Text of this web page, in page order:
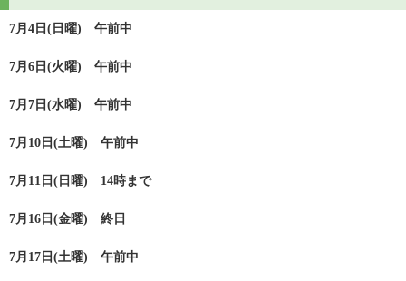
7月4日(日曜)　午前中
7月6日(火曜)　午前中
7月7日(水曜)　午前中
7月10日(土曜)　午前中
7月11日(日曜)　14時まで
7月16日(金曜)　終日
7月17日(土曜)　午前中